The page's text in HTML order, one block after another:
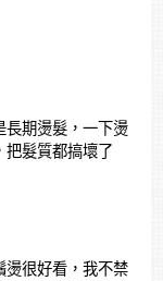
長期燙髮，一下燙
把髮質都搞壞了
燙很好看，我不禁